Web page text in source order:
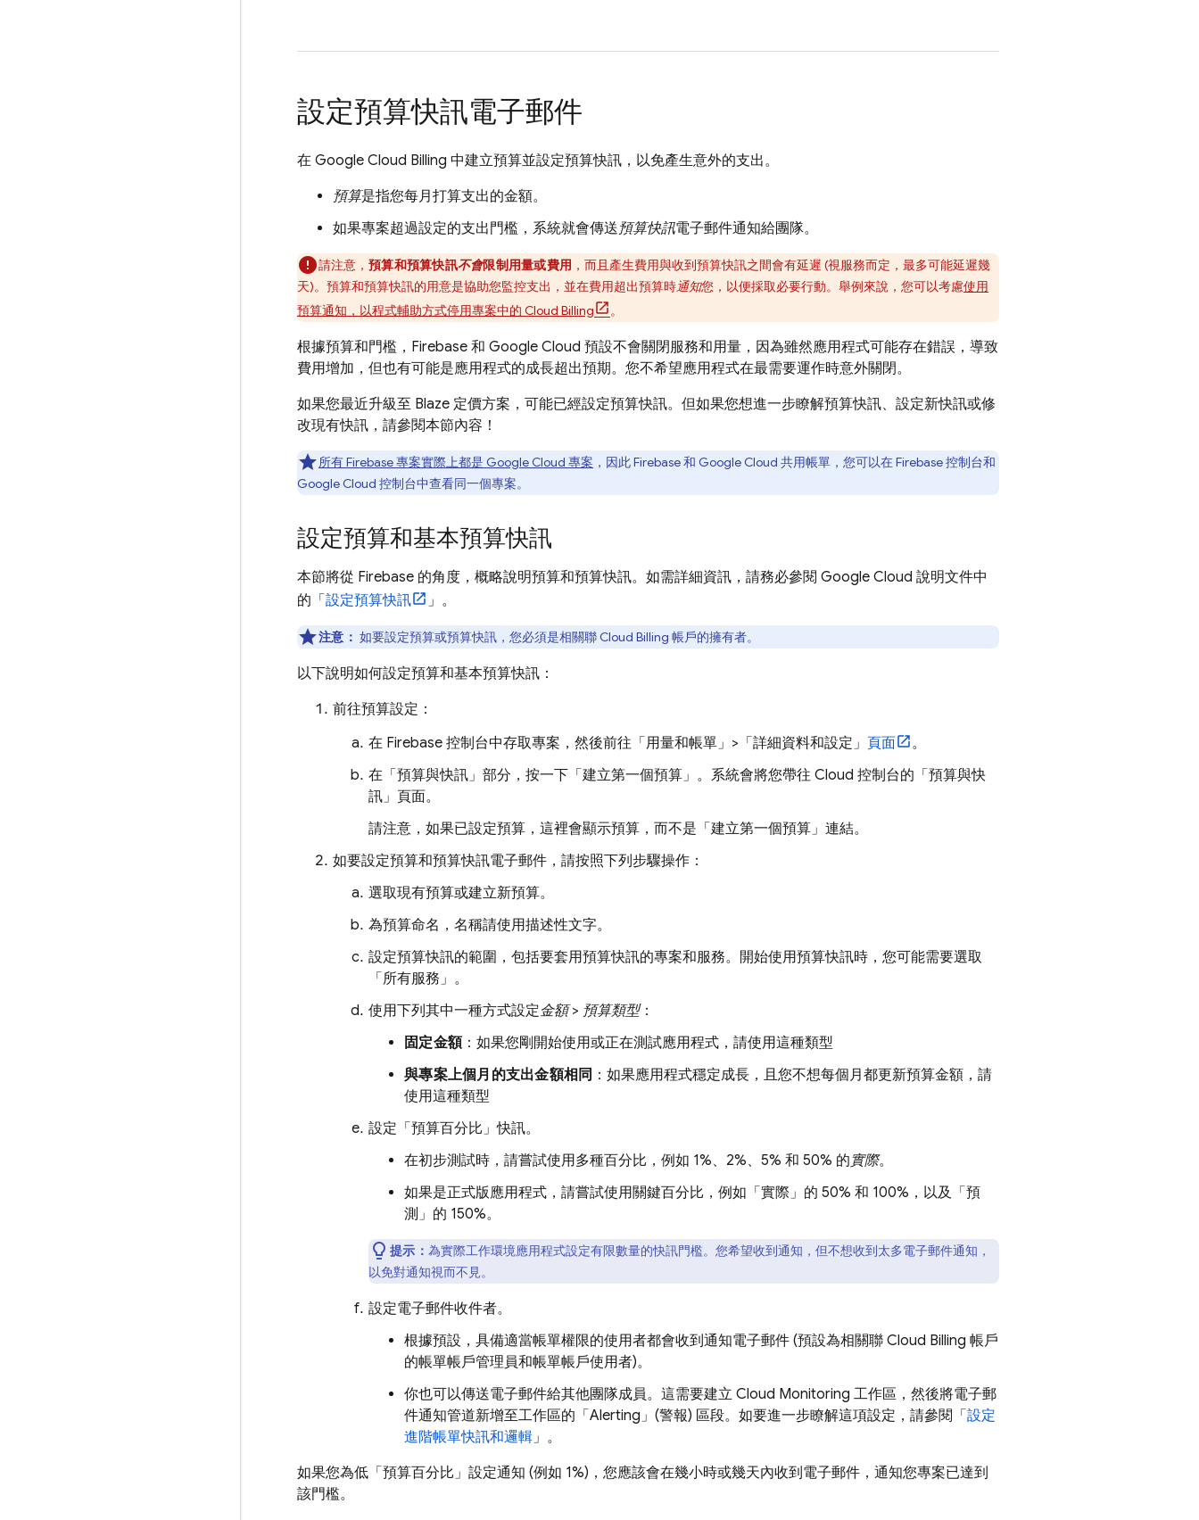
設定預算快訊電子郵件
在 Google Cloud Billing 中建立預算並設定預算快訊，以免產生意外的支出。
預算是指您每月打算支出的金額。
如果專案超過設定的支出門檻，系統就會傳送預算快訊電子郵件通知給團隊。
請注意， 預算和預算快訊不會限制用量或費用 ，而且產生費用與收到預算快訊之間會有延遲 (視服務而定，最多可能延遲幾
天)。預算和預算快訊的用意是協助您監控支出，並在費用超出預算時通知您，以便採取必要行動。舉例來說，您可以考慮使用
預算通知，以程式輔助方式停用專案中的 Cloud Billing 。
根據預算和門檻，Firebase 和 Google Cloud 預設不會關閉服務和用量，因為雖然應用程式可能存在錯誤，導致
費用增加，但也有可能是應用程式的成長超出預期。您不希望應用程式在最需要運作時意外關閉。
如果您最近升級至 Blaze 定價方案，可能已經設定預算快訊。但如果您想進一步瞭解預算快訊、設定新快訊或修
改現有快訊，請參閱本節內容！
所有 Firebase 專案實際上都是 Google Cloud 專案 ，因此 Firebase 和 Google Cloud 共用帳單，您可以在Firebase控制台和
Google Cloud 控制台中查看同一個專案。
設定預算和基本預算快訊
本節將從 Firebase 的角度，概略說明預算和預算快訊。如需詳細資訊，請務必參閱 Google Cloud 說明文件中
的「 設定預算快訊 」。
注意： 如要設定預算或預算快訊，您必須是相關聯 Cloud Billing 帳戶的擁有者。
以下說明如何設定預算和基本預算快訊：
前往預算設定：
在 Firebase 控制台中存取專案，然後前往「用量和帳單」 >「詳細資料和設定」 頁面
。
在「預算與快訊」 部分，按一下「建立第一個預算」 。系統會將您帶往 Cloud 控制台的「預算與快
訊」 頁面。
請注意，如果已設定預算，這裡會顯示預算，而不是「建立第一個預算」連結。
如要設定預算和預算快訊電子郵件，請按照下列步驟操作：
選取現有預算或建立新預算。
為預算命名，名稱請使用描述性文字。
設定預算快訊的範圍，包括要套用預算快訊的專案和服務。開始使用預算快訊時，您可能需要選取
「所有服務」 。
使用下列其中一種方式設定金額> 預算類型：
固定金額：如果您剛開始使用或正在測試應用程式，請使用這種類型
與專案上個月的支出金額相同 ：如果應用程式穩定成長，且您不想每個月都更新預算金額，請
使用這種類型
設定「預算百分比」快訊。
在初步測試時，請嘗試使用多種百分比，例如 1%、2%、5% 和 50% 的實際。
如果是正式版應用程式，請嘗試使用關鍵百分比，例如「實際」 的 50% 和 100%，以及「預
測」 的 150%。
提示： 為實際工作環境應用程式設定有限數量的快訊門檻。您希望收到通知，但不想收到太多電子郵件通知，
以免對通知視而不見。
設定電子郵件收件者。
根據預設，具備適當帳單權限的使用者都會收到通知電子郵件 (預設為相關聯 Cloud Billing 帳戶
的帳單帳戶管理員和帳單帳戶使用者)。
你也可以傳送電子郵件給其他團隊成員。這需要建立 Cloud Monitoring 工作區，然後將電子郵
件通知管道新增至工作區的「Alerting」(警報) 區段。如要進一步瞭解這項設定，請參閱「 設定
進階帳單快訊和邏輯」。
如果您為低「預算百分比」 設定通知 (例如 1%)，您應該會在幾小時或幾天內收到電子郵件，通知您專案已達到
該門檻。